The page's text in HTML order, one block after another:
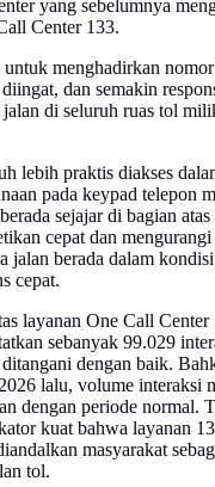
yang sebelumnya
Center 133.
menghadirkan
dan semakin
di seluruh ruas tol
lebih praktis diakses
pada keypad telepon
sejajar di bagian atas
cepat dan
jalan berada dalam
cepat.
layanan One Call Center
sebanyak 99.029
dengan baik.
lalu, volume interaksi
dengan periode normal.
kuat bahwa layanan
masyarakat
tol.